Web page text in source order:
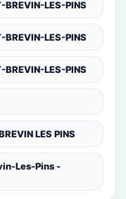
BREVIN-LES-PINS
BREVIN-LES-PINS
BREVIN-LES-PINS
LES PINS
Les-Pins -